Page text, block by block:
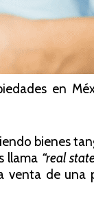
en
bienes
llama “real
venta de una